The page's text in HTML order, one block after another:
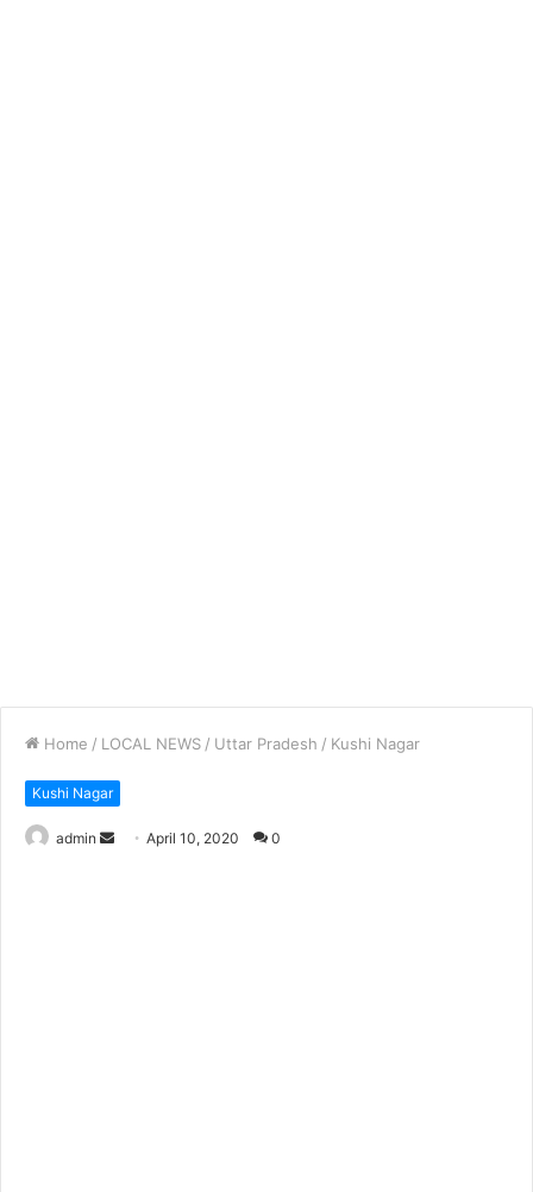
Home / LOCAL NEWS / Uttar Pradesh / Kushi Nagar
Kushi Nagar
admin
Send April 10, 2020 0